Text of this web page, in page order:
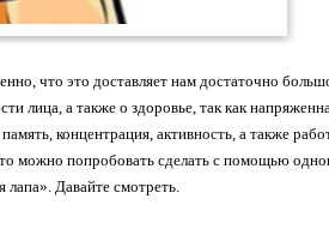
что это доставляет нам достаточно
лица, а также о здоровье, так как
концентрация, активность, а также
можно попробовать сделать с помощью
Давайте смотреть.